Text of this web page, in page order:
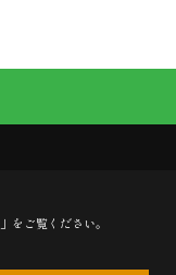
」をご覧ください。